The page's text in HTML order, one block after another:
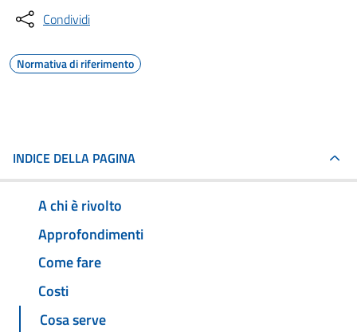
Condividi
Normativa di riferimento
INDICE DELLA PAGINA
A chi è rivolto
Approfondimenti
Come fare
Costi
Cosa serve